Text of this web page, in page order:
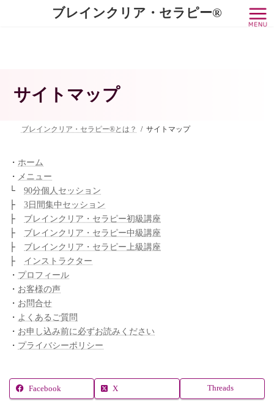
ブレインクリア・セラピー®
サイトマップ
ブレインクリア・セラピー®とは？ サイトマップ
・ ホーム
・ メニュー
└ 90分個人セッション
├ 3日間集中セッション
├ ブレインクリア・セラピー初級講座
├ ブレインクリア・セラピー中級講座
├ ブレインクリア・セラピー上級講座
├ インストラクター
・ プロフィール
・ お客様の声
・ お問合せ
・ よくあるご質問
・ お申し込み前に必ずお読みください
・ プライバシーポリシー
Facebook X Threads